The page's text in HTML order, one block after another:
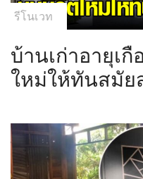
รีโนเวท
บ้านเก่าอายุเ
ใหม่ให้ทันสมั